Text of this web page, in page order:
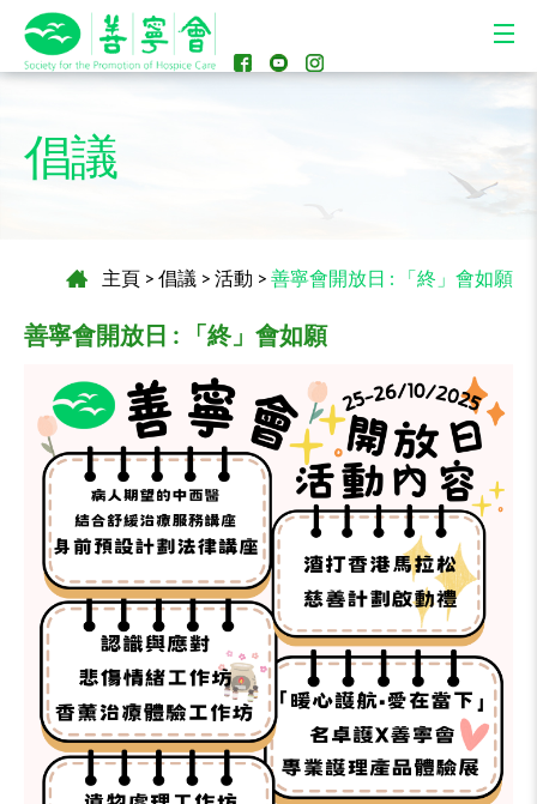
倡議
主頁 > 倡議 > 活動 > 善寧會開放日 : 「終」會如願
善寧會開放日 : 「終」會如願